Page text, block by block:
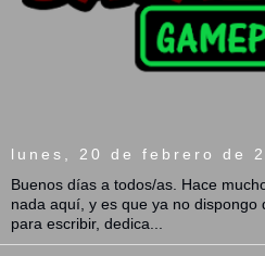
lunes, 20 de febrero de
Buenos días a todos/as. Hace
nada aquí, y es que ya no
para escribir, dedica...